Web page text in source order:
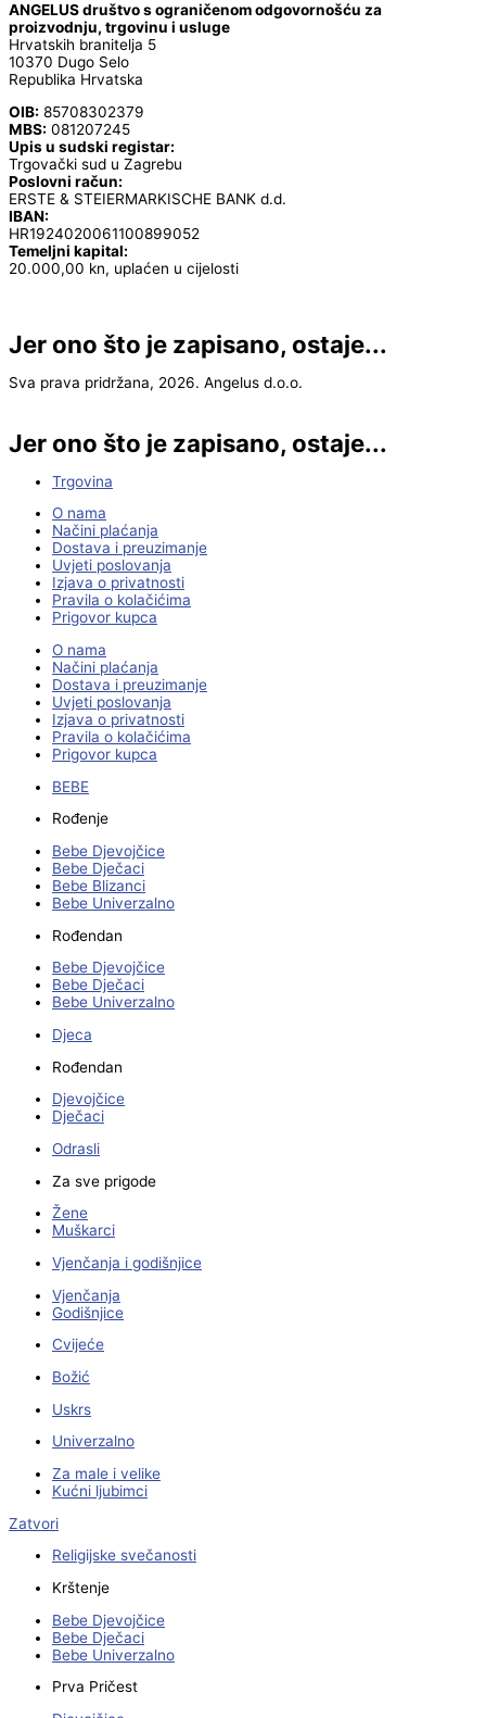
ANGELUS društvo s ograničenom odgovornošću za
proizvodnju, trgovinu i usluge
Hrvatskih branitelja 5
10370 Dugo Selo
Republika Hrvatska
OIB: 85708302379
MBS: 081207245
Upis u sudski registar:
Trgovački sud u Zagrebu
Poslovni račun:
ERSTE & STEIERMARKISCHE BANK d.d.
IBAN:
HR1924020061100899052
Temeljni kapital:
20.000,00 kn, uplaćen u cijelosti
Jer ono što je zapisano, ostaje...
Sva prava pridržana, 2026. Angelus d.o.o.
Jer ono što je zapisano, ostaje...
Trgovina
O nama
Načini plaćanja
Dostava i preuzimanje
Uvjeti poslovanja
Izjava o privatnosti
Pravila o kolačićima
Prigovor kupca
O nama
Načini plaćanja
Dostava i preuzimanje
Uvjeti poslovanja
Izjava o privatnosti
Pravila o kolačićima
Prigovor kupca
BEBE
Rođenje
Bebe Djevojčice
Bebe Dječaci
Bebe Blizanci
Bebe Univerzalno
Rođendan
Bebe Djevojčice
Bebe Dječaci
Bebe Univerzalno
Djeca
Rođendan
Djevojčice
Dječaci
Odrasli
Za sve prigode
Žene
Muškarci
Vjenčanja i godišnjice
Vjenčanja
Godišnjice
Cvijeće
Božić
Uskrs
Univerzalno
Za male i velike
Kućni ljubimci
Zatvori
Religijske svečanosti
Krštenje
Bebe Djevojčice
Bebe Dječaci
Bebe Univerzalno
Prva Pričest